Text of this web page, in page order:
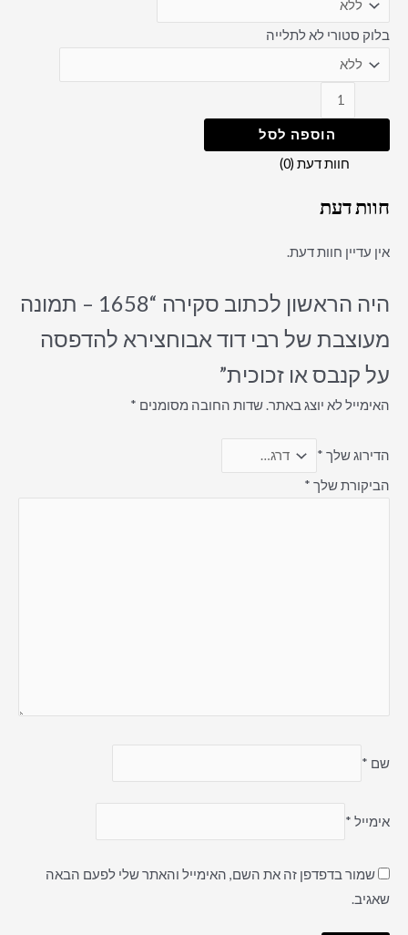
בלוק סטורי לא לתלייה
הוספה לסל
חוות דעת (0)
חוות דעת
אין עדיין חוות דעת.
היה הראשון לכתוב סקירה “1658 – תמונה
מעוצבת של רבי דוד אבוחצירא להדפסה
על קנבס או זכוכית”
האימייל לא יוצג באתר.שדות החובה מסומנים *
הדירוג שלך *
הביקורת שלך *
שם *
אימייל *
שמור בדפדפן זה את השם, האימייל והאתר שלי לפעם הבאה
שאגיב.